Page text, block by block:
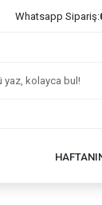
Whatsapp Sipariş: